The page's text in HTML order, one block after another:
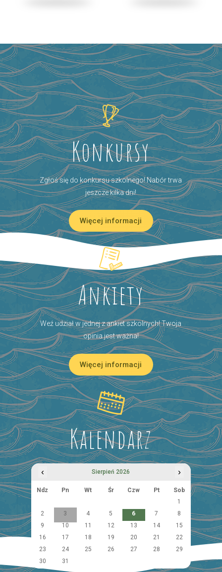
Konkursy
Zgłoś się do konkursu szkolnego! Nabór trwa
jeszcze kilka dni!
Więcej informacji
Ankiety
Weź udział w jednej z ankiet szkolnych! Twoja
opinia jest ważna!
Więcej informacji
Kalendarz
‹ Sierpień 2026 ›
Ndz Pn Wt Śr Czw Pt
Sob
1
2
3 4 5 6 7
8
9
10 11 12 13 14
15
16
17 18 19 20 21
22
23
24 25 26 27 28
29
30
31